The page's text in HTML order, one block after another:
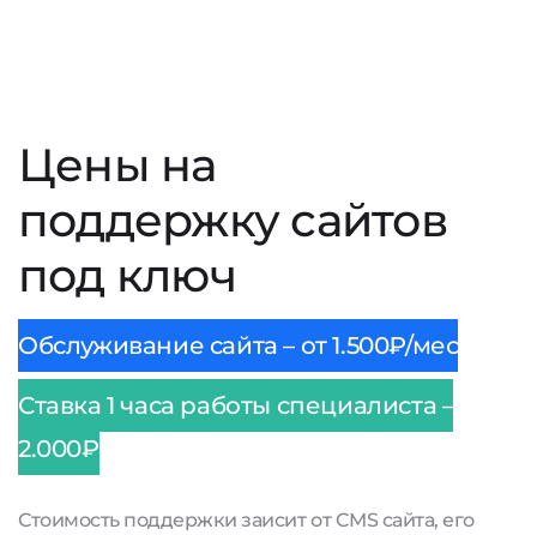
Цены на
поддержку сайтов
под ключ
Обслуживание сайта – от 1.500₽/мес
Ставка 1 часа работы специалиста –
2.000₽
Стоимость поддержки заисит от CMS сайта, его